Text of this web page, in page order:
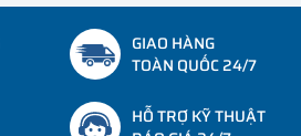
GIAO HÀNG
TOÀN QUỐC 24/7
HỖ TRỢ KỸ THUẬT